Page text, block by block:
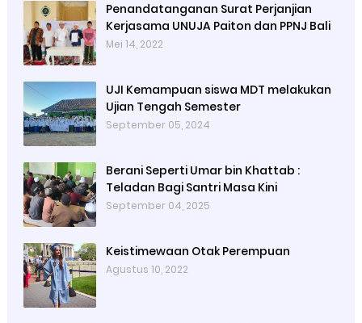
Penandatanganan Surat Perjanjian
Kerjasama UNUJA Paiton dan PPNJ Bali
Mei 14, 2022
UJI Kemampuan siswa MDT melakukan
Ujian Tengah Semester
September 05, 2024
Berani Seperti Umar bin Khattab :
Teladan Bagi Santri Masa Kini
September 04, 2025
Keistimewaan Otak Perempuan
Agustus 10, 2022